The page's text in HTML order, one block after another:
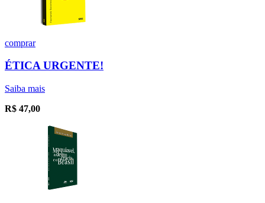
comprar
ÉTICA URGENTE!
Saiba mais
R$ 47,00